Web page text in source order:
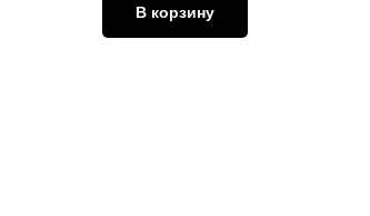
В корзину